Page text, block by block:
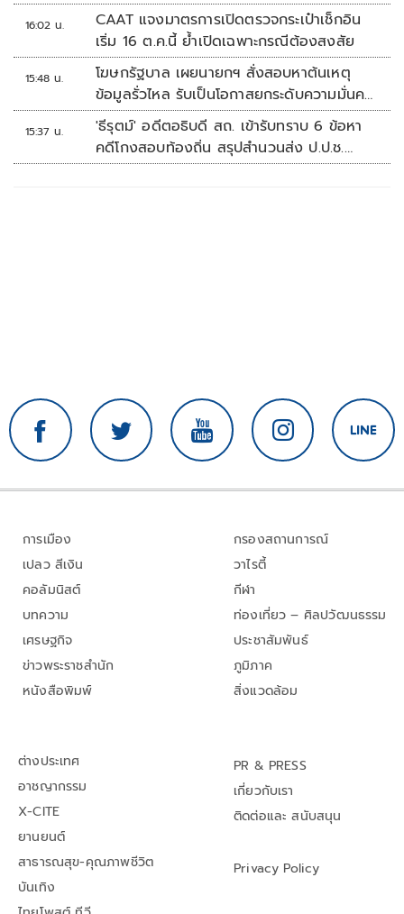
16:02 น.
CAAT แจงมาตรการเปิดตรวจกระเป๋าเช็กอิน
เริ่ม 16 ต.ค.นี้ ย้ำเปิดเฉพาะกรณีต้องสงสัย
15:48 น.
โฆษกรัฐบาล เผยนายกฯ สั่งสอบหาต้นเหตุ
ข้อมูลรั่วไหล รับเป็นโอกาสยกระดับความมั่นคง
ปลอดภัยข้อมูลภาครัฐทั้งระบบ
15:37 น.
'ธีรุตม์' อดีตอธิบดี สถ. เข้ารับทราบ 6 ข้อหา
คดีโกงสอบท้องถิ่น สรุปสำนวนส่ง ป.ป.ช.
สัปดาห์หน้า
การเมือง
เปลว สีเงิน
คอลัมนิสต์
บทความ
เศรษฐกิจ
ข่าวพระราชสำนัก
หนังสือพิมพ์
กรองสถานการณ์
วาไรตี้
กีฬา
ท่องเที่ยว – ศิลปวัฒนธรรม
ประชาสัมพันธ์
ภูมิภาค
สิ่งแวดล้อม
ต่างประเทศ
อาชญากรรม
X-CITE
ยานยนต์
สาธารณสุข-คุณภาพชีวิต
บันเทิง
PR & PRESS
เกี่ยวกับเรา
ติดต่อและ สนับสนุน
Privacy Policy